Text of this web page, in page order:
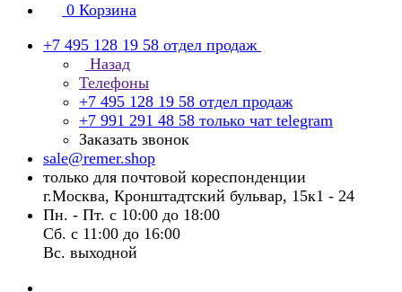
0 Корзина
+7 495 128 19 58 отдел продаж
Назад
Телефоны
+7 495 128 19 58 отдел продаж
+7 991 291 48 58 только чат telegram
Заказать звонок
sale@remer.shop
только для почтовой кореспонденции
г.Москва, Кронштадтский бульвар, 15к1 - 24
Пн. - Пт. с 10:00 до 18:00
Сб. с 11:00 до 16:00
Вс. выходной